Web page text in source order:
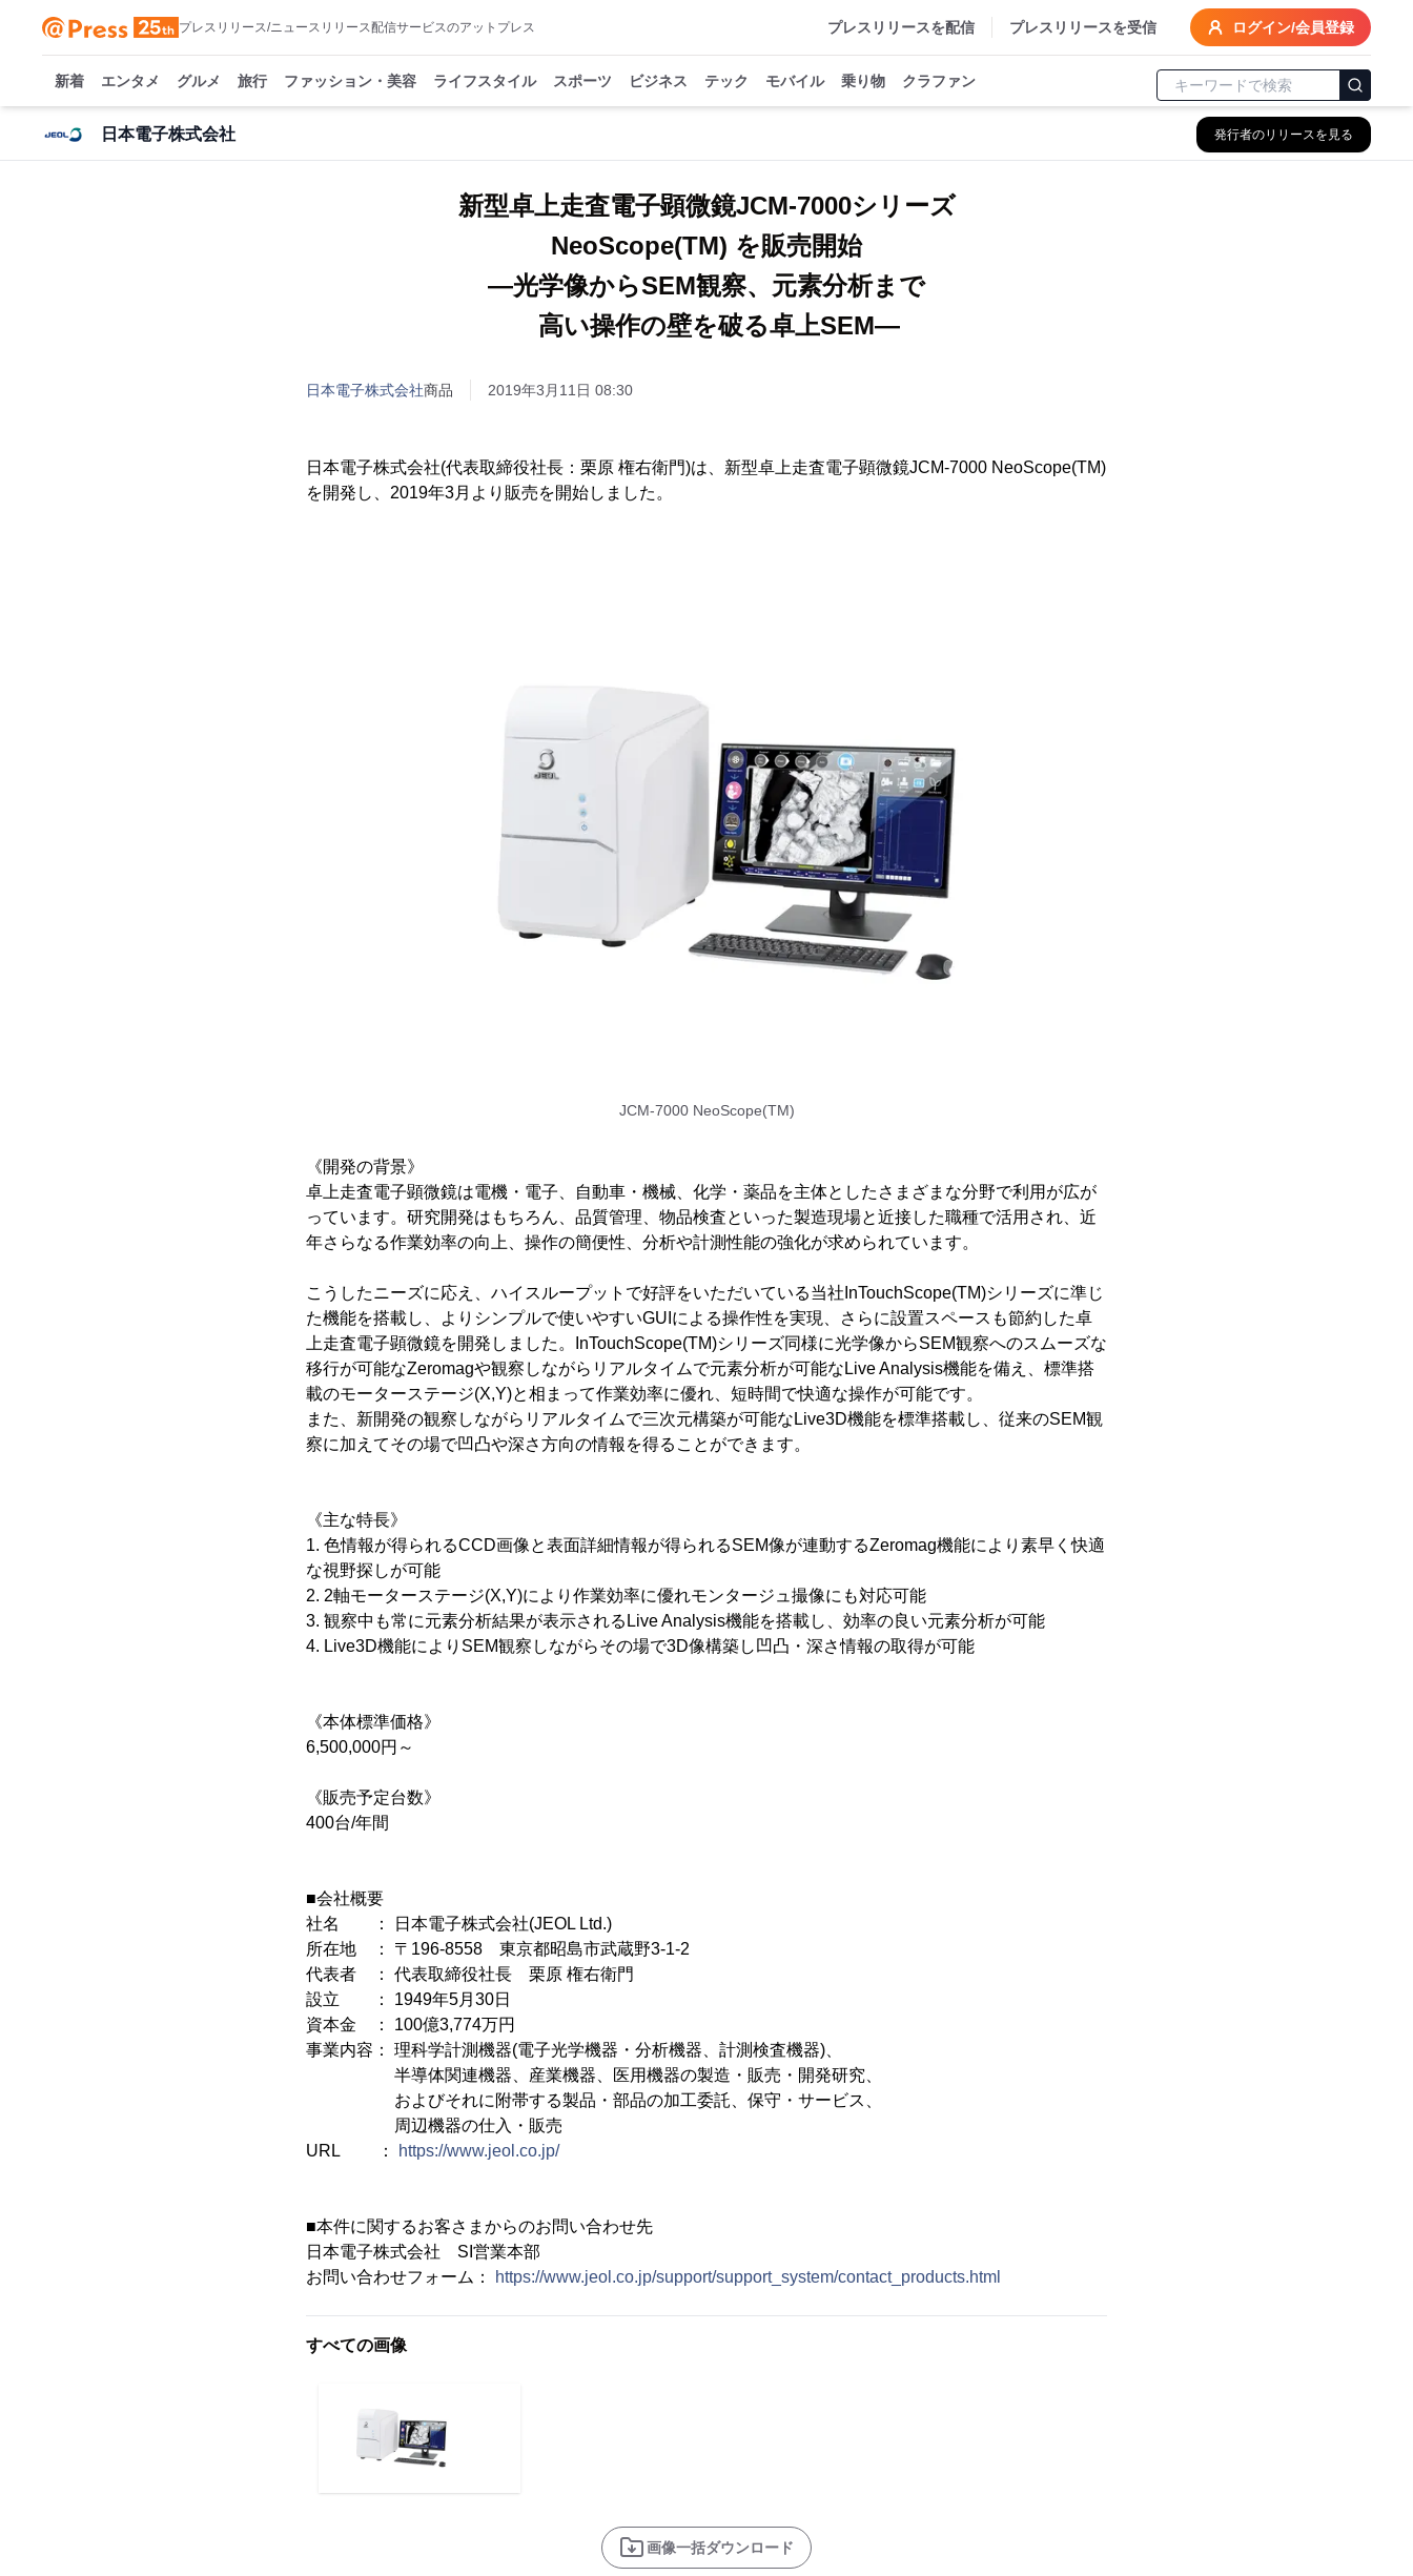
プレスリリース/ニュースリリース配信サービスのアットプレス プレスリリースを配信 プレスリリースを受信 ログイン/会員登録
新着 エンタメ グルメ 旅行 ファッション・美容 ライフスタイル スポーツ ビジネス テック モバイル 乗り物 クラファン
日本電子株式会社 発行者のリリースを見る
新型卓上走査電子顕微鏡JCM-7000シリーズ
NeoScope(TM) を販売開始
―光学像からSEM観察、元素分析まで
高い操作の壁を破る卓上SEM―
日本電子株式会社商品 2019年3月11日 08:30
日本電子株式会社(代表取締役社長：栗原 権右衛門)は、新型卓上走査電子顕微鏡JCM-7000 NeoScope(TM)
を開発し、2019年3月より販売を開始しました。
JCM-7000 NeoScope(TM)
《開発の背景》
卓上走査電子顕微鏡は電機・電子、自動車・機械、化学・薬品を主体としたさまざまな分野で利用が広が
っています。研究開発はもちろん、品質管理、物品検査といった製造現場と近接した職種で活用され、近
年さらなる作業効率の向上、操作の簡便性、分析や計測性能の強化が求められています。
こうしたニーズに応え、ハイスループットで好評をいただいている当社InTouchScope(TM)シリーズに準じ
た機能を搭載し、よりシンプルで使いやすいGUIによる操作性を実現、さらに設置スペースも節約した卓
上走査電子顕微鏡を開発しました。InTouchScope(TM)シリーズ同様に光学像からSEM観察へのスムーズな
移行が可能なZeromagや観察しながらリアルタイムで元素分析が可能なLive Analysis機能を備え、標準搭
載のモーターステージ(X,Y)と相まって作業効率に優れ、短時間で快適な操作が可能です。
また、新開発の観察しながらリアルタイムで三次元構築が可能なLive3D機能を標準搭載し、従来のSEM観
察に加えてその場で凹凸や深さ方向の情報を得ることができます。
《主な特長》
1. 色情報が得られるCCD画像と表面詳細情報が得られるSEM像が連動するZeromag機能により素早く快適
な視野探しが可能
2. 2軸モーターステージ(X,Y)により作業効率に優れモンタージュ撮像にも対応可能
3. 観察中も常に元素分析結果が表示されるLive Analysis機能を搭載し、効率の良い元素分析が可能
4. Live3D機能によりSEM観察しながらその場で3D像構築し凹凸・深さ情報の取得が可能
《本体標準価格》
6,500,000円～
《販売予定台数》
400台/年間
■会社概要
社名 ： 日本電子株式会社(JEOL Ltd.)
所在地 ： 〒196-8558 東京都昭島市武蔵野3-1-2
代表者 ： 代表取締役社長 栗原 権右衛門
設立 ： 1949年5月30日
資本金 ： 100億3,774万円
事業内容： 理科学計測機器(電子光学機器・分析機器、計測検査機器)、
半導体関連機器、産業機器、医用機器の製造・販売・開発研究、
およびそれに附帯する製品・部品の加工委託、保守・サービス、
周辺機器の仕入・販売
URL ：
https://www.jeol.co.jp/
■本件に関するお客さまからのお問い合わせ先
日本電子株式会社 SI営業本部
お問い合わせフォーム：
https://www.jeol.co.jp/support/support_system/contact_products.html
すべての画像
画像一括ダウンロード